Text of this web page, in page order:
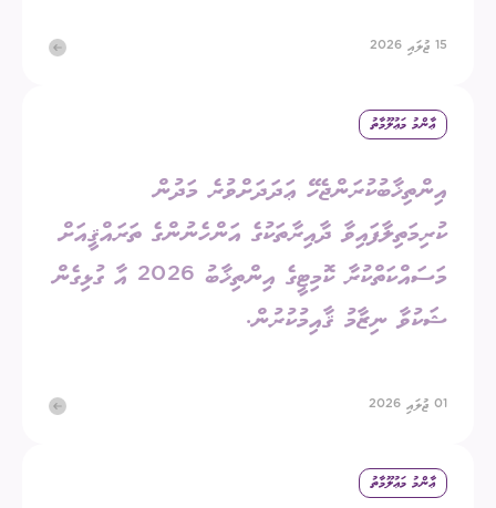
15 ޖުލައި 2026
ޢާންމު މަޢުލޫމާތު
އިންތިޚާބުކުރަންޖެހޭ ޢަދަދަށްވުރެ މަދުން
ކުރިމަތިލާފައިވާ ދާއިރާތަކުގެ އަންހެނުންގެ ތަރައްޤީއަށް
މަސައްކަތްކުރާ ކޮމިޓީގެ އިންތިޚާބު 2026 އާ ގުޅިގެން
ޝަކުވާ ނިޒާމު ޤާއިމުކުރުން.
01 ޖުލައި 2026
ޢާންމު މަޢުލޫމާތު